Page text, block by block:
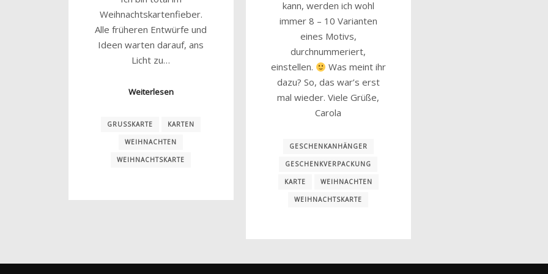
Weihnachtskartenfieber.
Alle früheren Entwürfe und
Ideen warten darauf, ans
Licht zu…
Weiterlesen
GRUSSKARTE KARTEN
WEIHNACHTEN
WEIHNACHTSKARTE
kann, werden ich wohl
immer 8 – 10 Varianten
eines Motivs,
durchnummeriert,
einstellen.
Was meint ihr
dazu? So, das war’s erst
mal wieder. Viele Grüße,
Carola
GESCHENKANHÄNGER
GESCHENKVERPACKUNG
KARTE WEIHNACHTEN
WEIHNACHTSKARTE